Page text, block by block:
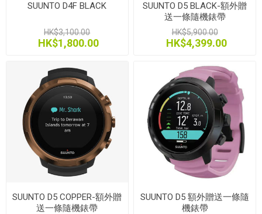
SUUNTO D4F BLACK
HK$3,100.00
HK$1,800.00
SUUNTO D5 BLACK-額外贈
送一條隨機錶帶
HK$5,900.00
HK$4,399.00
SUUNTO D5 COPPER-額外贈
送一條隨機錶帶
SUUNTO D5 額外贈送一條隨
機錶帶